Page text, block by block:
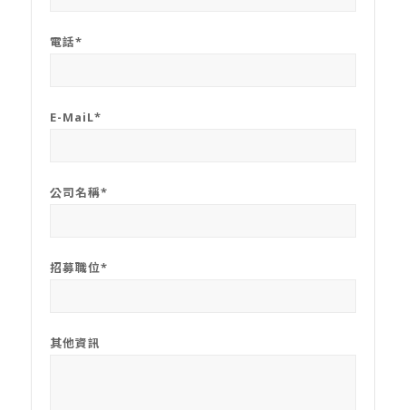
電話*
E-MaiL*
公司名稱*
招募職位*
其他資訊